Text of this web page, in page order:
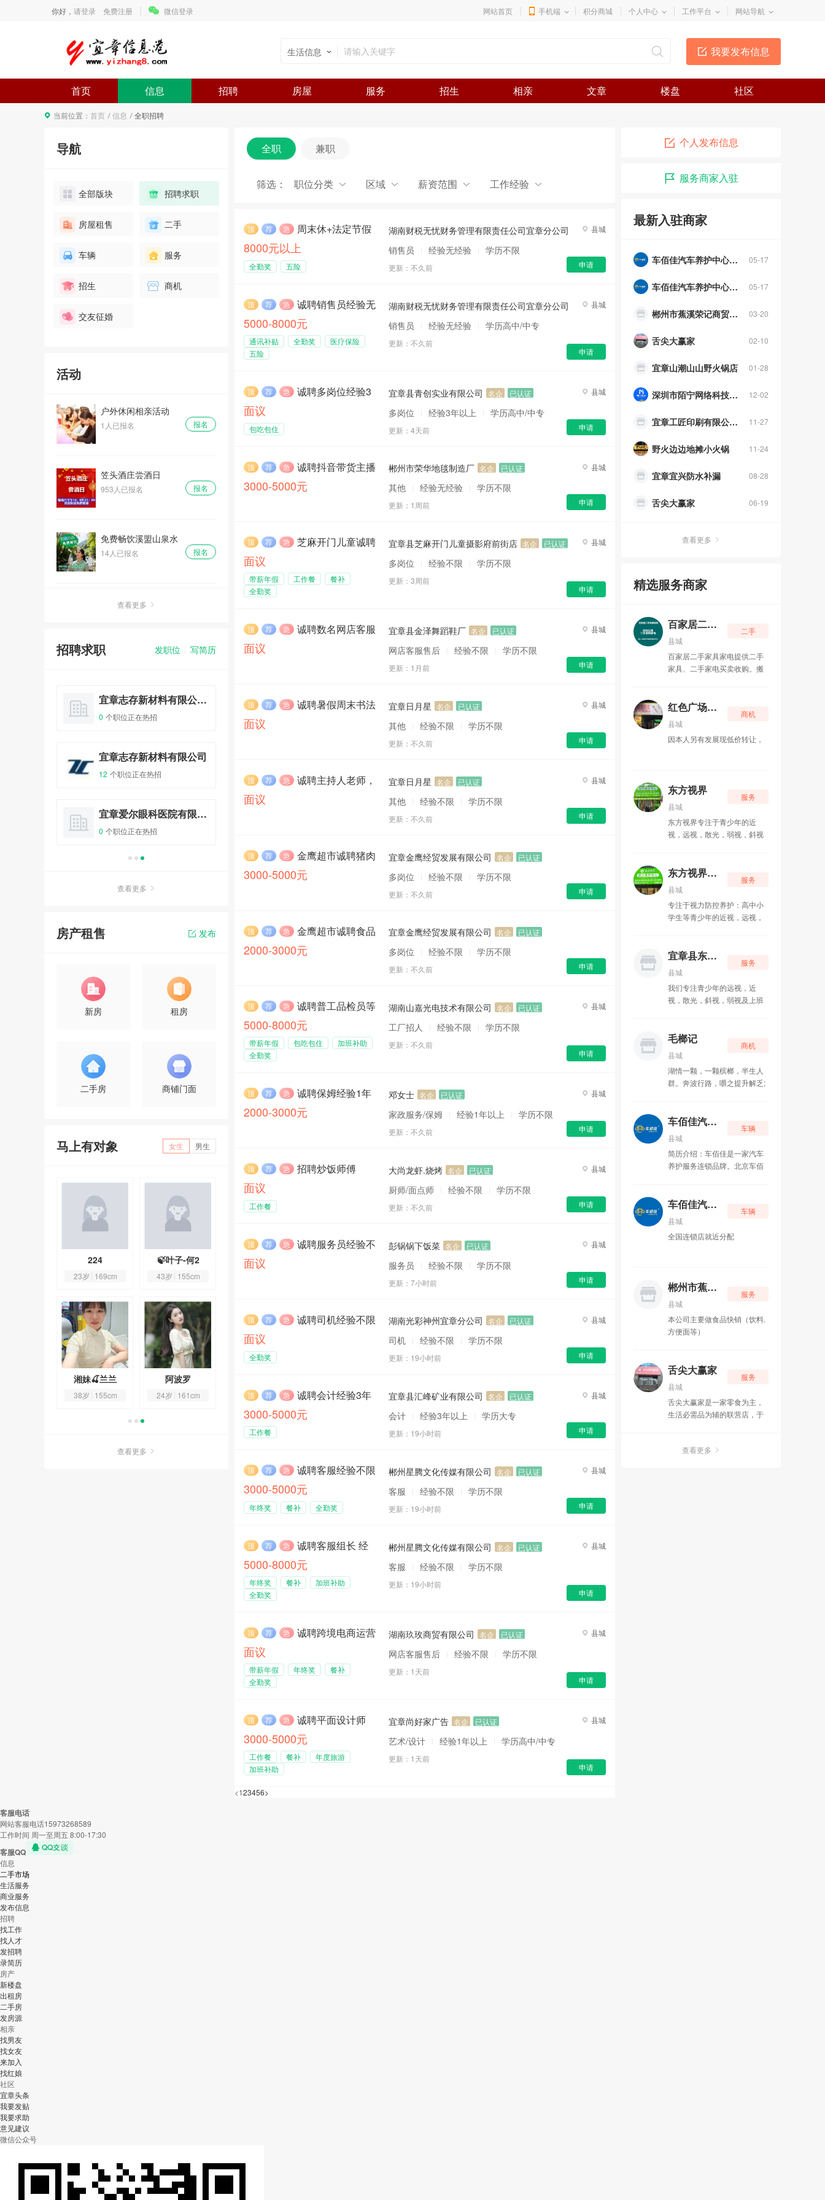
你好， 请登录 免费注册 微信登录 网站首页 手机端 积分商城 个人中心 工作平台 网站导航
我要发布信息
生活信息
首页 信息 招聘 房屋 服务 招生 相亲 文章 楼盘 社区
当前位置： 首页 信息 全职招聘
导航
全部版块 招聘求职
房屋租售 二手
车辆 服务
招生 商机
交友征婚
活动
笠头酒庄尝酒日
免费畅饮溪盟山泉水
笠头酒庄尝酒日
报名
953人已报名
免费畅饮溪盟山泉水
报名
14人已报名
户外休闲相亲活动
报名
1人已报名
查看更多
发职位 写简历
招聘求职
宜章志存新材料有限公司1
0 个职位正在热招
宜章志存新材料有限公司
12 个职位正在热招
宜章爱尔眼科医院有限公司
0 个职位正在热招
宜章县湘粤劳务派遣有限公司
5
个职位正在热招
查看更多
房产租售 发布
新房 租房
二手房 商铺门面
女生 男生
马上有对象
224
23岁 169cm
湘妹🍒兰兰
38岁 155cm
🍃叶子-何2
43岁 155cm
阿波罗
24岁 161cm
乐观1199
37岁 158cm
查看更多
全职 兼职
筛选： 职位分类 区域 薪资范围 工作经验
顶 荐 急 周末休+法定节假日+社保+4500无责底薪+提成10%-25%+销售
8000元以上
全勤奖 五险
县城
湖南财税无忧财务管理有限责任公司宜章分公司 名企 已认证
销售员 经验无经验 学历不限
更新： 不久前 申请
顶 荐 急 诚聘销售员经验无经验周末休+法定节假日+社保+4500无责底薪+提成10%-25%
5000-8000元
通讯补贴 全勤奖
医疗保险
五险
县城
湖南财税无忧财务管理有限责任公司宜章分公司 名企 已认证
销售员 经验无经验 学历高中/中专
更新： 不久前
申请
顶 荐 急 诚聘多岗位经验3年以上
面议
包吃包住
县城
宜章县青创实业有限公司 名企 已认证
多岗位 经验3年以上 学历高中/中专
更新： 4天前 申请
顶 荐 急 诚聘抖音带货主播
3000-5000元
县城
郴州市荣华地毯制造厂 名企 已认证
其他 经验无经验 学历不限
更新： 1周前 申请
顶 荐 急 芝麻开门儿童诚聘多岗位人员
面议
带薪年假 工作餐
餐补
全勤奖
县城
宜章县芝麻开门儿童摄影府前街店 名企 已认证
多岗位 经验不限 学历不限
更新： 3周前
申请
顶 荐 急 诚聘数名网店客服售后经验不限
面议
县城
宜章县金泽舞蹈鞋厂 名企 已认证
网店客服售后 经验不限 学历不限
更新： 1月前 申请
顶 荐 急 诚聘暑假周末书法，主持人老师
面议
县城
宜章日月星 名企 已认证
其他 经验不限 学历不限
更新： 不久前 申请
顶 荐 急 诚聘主持人老师，书法老师
面议
县城
宜章日月星 名企 已认证
其他 经验不限 学历不限
更新： 不久前 申请
顶 荐 急 金鹰超市诚聘猪肉分割师、猪肉分割学徒数名
3000-5000元
宜章金鹰经贸发展有限公司 名企 已认证
多岗位 经验不限 学历不限
更新： 不久前 申请
顶 荐 急 金鹰超市诚聘食品理货员、店长数名
2000-3000元
宜章金鹰经贸发展有限公司 名企 已认证
多岗位 经验不限 学历不限
更新： 不久前 申请
顶 荐 急 诚聘普工品检员等多岗位
5000-8000元
带薪年假 包吃包住
加班补助
全勤奖
县城
湖南山嘉光电技术有限公司 名企 已认证
工厂招人 经验不限 学历不限
更新： 不久前
申请
顶 荐 急 诚聘保姆经验1年以上
2000-3000元
县城
邓女士 名企 已认证
家政服务/保姆 经验1年以上 学历不限
更新： 不久前 申请
顶 荐 急 招聘炒饭师傅
面议
工作餐
县城
大尚龙虾.烧烤 名企 已认证
厨师/面点师 经验不限 学历不限
更新： 不久前 申请
顶 荐 急 诚聘服务员经验不限
面议
县城
彭锅锅下饭菜 名企 已认证
服务员 经验不限 学历不限
更新： 7小时前 申请
顶 荐 急 诚聘司机经验不限
面议
全勤奖
县城
湖南光彩神州宜章分公司 名企 已认证
司机 经验不限 学历不限
更新： 19小时前 申请
顶 荐 急 诚聘会计经验3年以上
3000-5000元
工作餐
县城
宜章县汇峰矿业有限公司 名企 已认证
会计 经验3年以上 学历大专
更新： 19小时前 申请
顶 荐 急 诚聘客服经验不限 女 18-35岁
3000-5000元
年终奖 餐补 全勤奖
县城
郴州星腾文化传媒有限公司 名企 已认证
客服 经验不限 学历不限
更新： 19小时前 申请
顶 荐 急 诚聘客服组长 经验不限 年龄22-35岁
5000-8000元
年终奖 餐补
加班补助
全勤奖
县城
郴州星腾文化传媒有限公司 名企 已认证
客服 经验不限 学历不限
更新： 19小时前
申请
顶 荐 急 诚聘跨境电商运营及客服多名
面议
带薪年假 年终奖
餐补
全勤奖
县城
湖南玖玫商贸有限公司 名企 已认证
网店客服售后 经验不限 学历不限
更新： 1天前
申请
顶 荐 急 诚聘平面设计师
3000-5000元
工作餐 餐补
年度旅游
加班补助
县城
宜章尚好家广告 名企 已认证
艺术/设计 经验1年以上 学历高中/中专
更新： 1天前
申请
<123456>
个人发布信息
服务商家入驻
最新入驻商家
07-02
红色广场安安便利店
东方视界视力防控养护中心
宜章县东方视界美容养身中心
05-17
车佰佳汽车养护中心（宜章店）
03-20
郴州市蕉溪荣记商贸有限公司
02-10
舌尖大赢家
01-28
宜章山潮山山野火锅店
12-02
深圳市陌宁网络科技工作室（个人独资）
11-27
宜章工匠印刷有限公司 宜章县慧源书店
11-24
野火边边地摊小火锅
08-28
宜章宜兴防水补漏
06-19
舌尖大赢家
06-04
宜章县万驰电器店
07-02
红色广场安安便利店
06-29
东方视界
06-06
05-23
毛榔记
05-17
03-20
郴州市蕉溪荣记商贸有限公司
01-28
宜章山潮山山野火锅店
查看更多
精选服务商家
二手
百家居二手家具家电
县城
百家居二手家具家电提供二手
家具、二手家电买卖收购。搬
电，市场上还是蛮抢手的。
商机
红色广场安安便利店
县城
因本人另有发展现低价转让，
服务
东方视界
县城
东方视界专注于青少年的近
视，远视，散光，弱视，斜视
的改善及养护防控
服务
东方视界视力防控养护中心
县城
专注于视力防控养护：高中小
学生等青少年的近视，远视，
风流泪 等等视力问题
服务
宜章县东方视界美容养身中心
县城
我们专注青少年的远视，近
视，散光，斜视，弱视及上班
问题防控和养护
商机
毛榔记
县城
湖情一颗，一颗槟榔，半生人
群。奔波行路，嚼之提升解乏;
遣、联络情谊的人间好物，藏
着市井温柔，融着乡土情怀。
车辆
车佰佳汽车养护中心（宜章店）
县城
简历介绍：车佰佳是一家汽车
养护服务连锁品牌。北京车佰
营网点布局，采用直营直管的
模式。公司的经营范围包括:汽
车保养，汽车装饰、 车佰佳的
企业文化包含6个核心价值观，
汽车后市场改革进程；企业愿
景是为中华民族所有同胞提供
范的操作流程。 截至2024年1
月，车佰佳在全国拥有众多门
西、山东、河南、湖北、湖
南、四川、陕西、内蒙古等
地，520家拥有约300万会员车
主。其提供的服务包括汽车快
等。 发展经历• 2013年，开始
车辆
车佰佳汽车养护中心（宜章店）
县城
全国连锁店就近分配
服务
郴州市蕉溪荣记商贸有限公司
县城
本公司主要做食品快销（饮料.
方便面等）
服务
舌尖大赢家
县城
舌尖大赢家是一家零食为主，
生活必需品为辅的联营店，于
的好评，立志于打造属于宜章
查看更多
客服电话
网站客服电话15973268589
工作时间 周一至周五 8:00-17:30
客服QQ
信息
二手市场
生活服务
商业服务
发布信息
招聘
找工作
找人才
发招聘
录简历
房产
新楼盘
出租房
二手房
发房源
相亲
找男友
找女友
来加入
找红娘
社区
宜章头条
我要发贴
我要求助
意见建议
微信公众号